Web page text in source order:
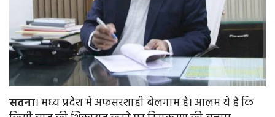
सतना। मध्य प्रदेश में अफसरशाही बेलगाम है। आलम ये है कि